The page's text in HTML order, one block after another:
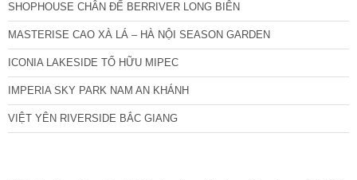
SHOPHOUSE CHÂN ĐẾ BERRIVER LONG BIÊN
MASTERISE CAO XÀ LÁ – HÀ NỘI SEASON GARDEN
ICONIA LAKESIDE TỐ HỮU MIPEC
IMPERIA SKY PARK NAM AN KHÁNH
VIỆT YÊN RIVERSIDE BẮC GIANG